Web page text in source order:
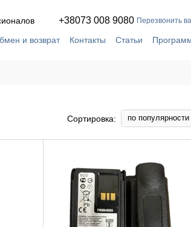
+38073 008 9080 Перезвонить
и возврат Контакты Статьи
Сортировка: по популярности